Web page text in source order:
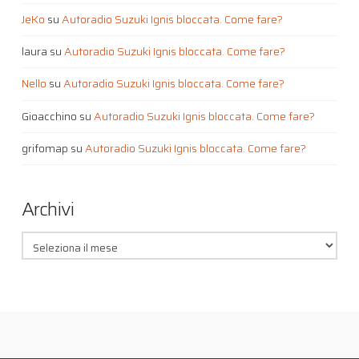
JeKo suAutoradio Suzuki Ignis bloccata. Come fare?
laura suAutoradio Suzuki Ignis bloccata. Come fare?
Nello suAutoradio Suzuki Ignis bloccata. Come fare?
Gioacchino suAutoradio Suzuki Ignis bloccata. Come fare?
grifomap suAutoradio Suzuki Ignis bloccata. Come fare?
Archivi
Archivi